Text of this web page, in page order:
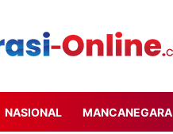
NASIONAL MANCANEGARA